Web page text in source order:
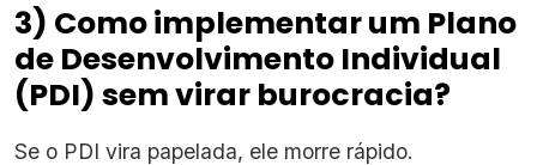
3) Como implementar um Plano
de Desenvolvimento Individual
(PDI) sem virar burocracia?
Se o PDI vira papelada, ele morre rápido.